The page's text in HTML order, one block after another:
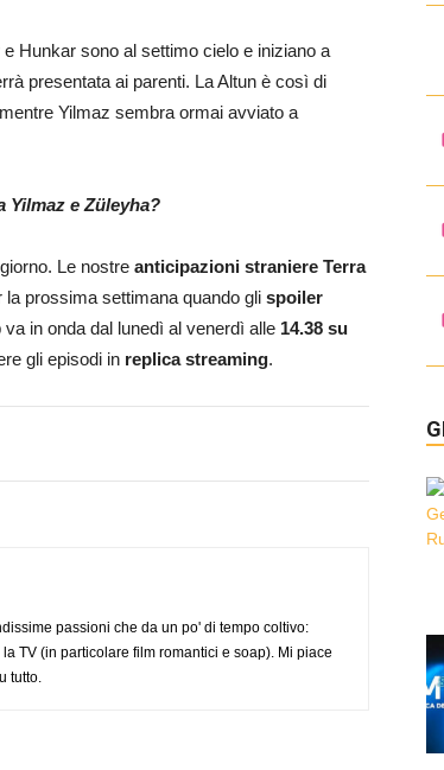
Hunkar sono al settimo cielo e iniziano a
presentata ai parenti. La Altun è così di
Yilmaz sembra ormai avviato a
Yilmaz e Züleyha?
Le nostre anticipazioni straniere Terra
prossima settimana quando gli spoiler
in onda dal lunedì al venerdì alle 14.38 su
gli episodi in replica streaming.
passioni che da un po' di tempo coltivo:
TV (in particolare film romantici e soap). Mi piace
tutto.